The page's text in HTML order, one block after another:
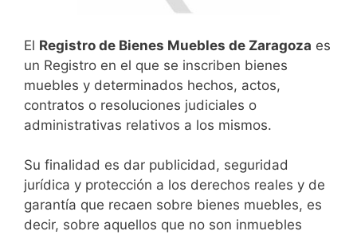
El Registro de Bienes Muebles de Zaragoza es
un Registro en el que se inscriben bienes
muebles y determinados hechos, actos,
contratos o resoluciones judiciales o
administrativas relativos a los mismos.
Su finalidad es dar publicidad, seguridad
jurídica y protección a los derechos reales y de
garantía que recaen sobre bienes muebles, es
decir, sobre aquellos que no son inmuebles